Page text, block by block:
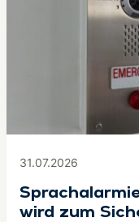
31.07.2026
wird zum